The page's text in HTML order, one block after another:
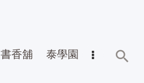
書香舖 泰學園